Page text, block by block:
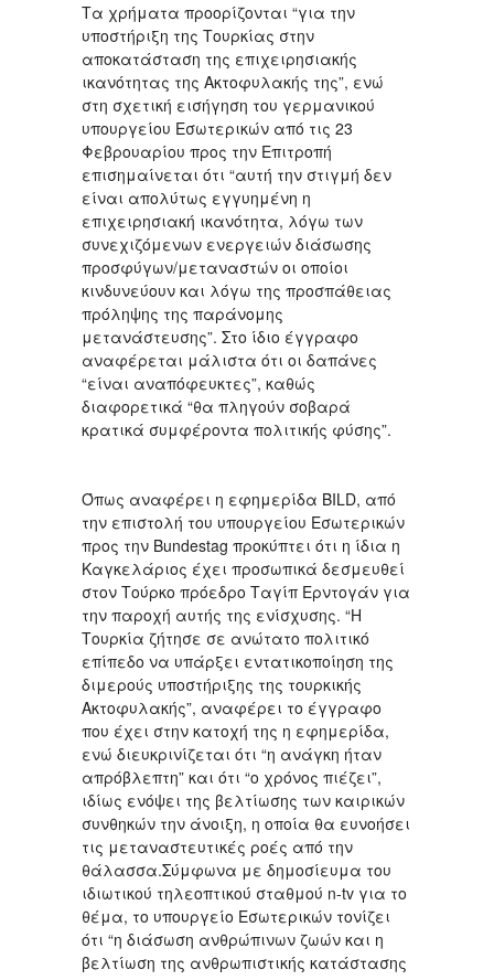
Τα χρήματα προορίζονται “για την
υποστήριξη της Τουρκίας στην
αποκατάσταση της επιχειρησιακής
ικανότητας της Ακτοφυλακής της”, ενώ
στη σχετική εισήγηση του γερμανικού
υπουργείου Εσωτερικών από τις 23
Φεβρουαρίου προς την Επιτροπή
επισημαίνεται ότι “αυτή την στιγμή δεν
είναι απολύτως εγγυημένη η
επιχειρησιακή ικανότητα, λόγω των
συνεχιζόμενων ενεργειών διάσωσης
προσφύγων/μεταναστών οι οποίοι
κινδυνεύουν και λόγω της προσπάθειας
πρόληψης της παράνομης
μετανάστευσης”. Στο ίδιο έγγραφο
αναφέρεται μάλιστα ότι οι δαπάνες
“είναι αναπόφευκτες”, καθώς
διαφορετικά “θα πληγούν σοβαρά
κρατικά συμφέροντα πολιτικής φύσης”.
Όπως αναφέρει η εφημερίδα BILD, από
την επιστολή του υπουργείου Εσωτερικών
προς την Bundestag προκύπτει ότι η ίδια η
Καγκελάριος έχει προσωπικά δεσμευθεί
στον Τούρκο πρόεδρο Ταγίπ Ερντογάν για
την παροχή αυτής της ενίσχυσης. “Η
Τουρκία ζήτησε σε ανώτατο πολιτικό
επίπεδο να υπάρξει εντατικοποίηση της
διμερούς υποστήριξης της τουρκικής
Ακτοφυλακής”, αναφέρει το έγγραφο
που έχει στην κατοχή της η εφημερίδα,
ενώ διευκρινίζεται ότι “η ανάγκη ήταν
απρόβλεπτη” και ότι “ο χρόνος πιέζει”,
ιδίως ενόψει της βελτίωσης των καιρικών
συνθηκών την άνοιξη, η οποία θα ευνοήσει
τις μεταναστευτικές ροές από την
θάλασσα.Σύμφωνα με δημοσίευμα του
ιδιωτικού τηλεοπτικού σταθμού n-tv για το
θέμα, το υπουργείο Εσωτερικών τονίζει
ότι “η διάσωση ανθρώπινων ζωών και η
βελτίωση της ανθρωπιστικής κατάστασης